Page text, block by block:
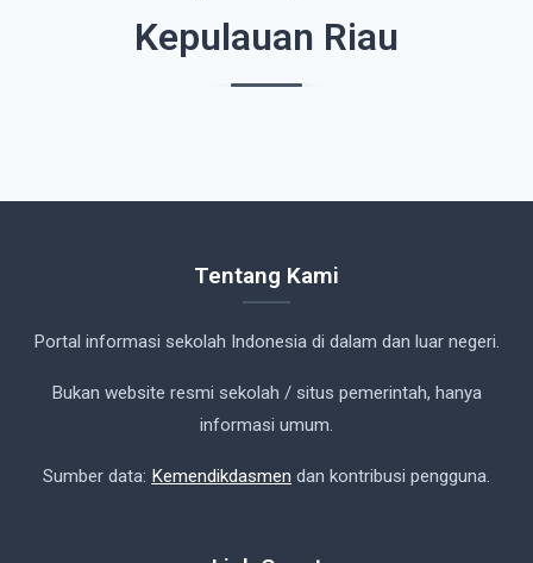
Kepulauan Riau
Tentang Kami
Portal informasi sekolah Indonesia di dalam dan luar negeri.
Bukan website resmi sekolah / situs pemerintah, hanya
informasi umum.
Sumber data: Kemendikdasmen dan kontribusi pengguna.